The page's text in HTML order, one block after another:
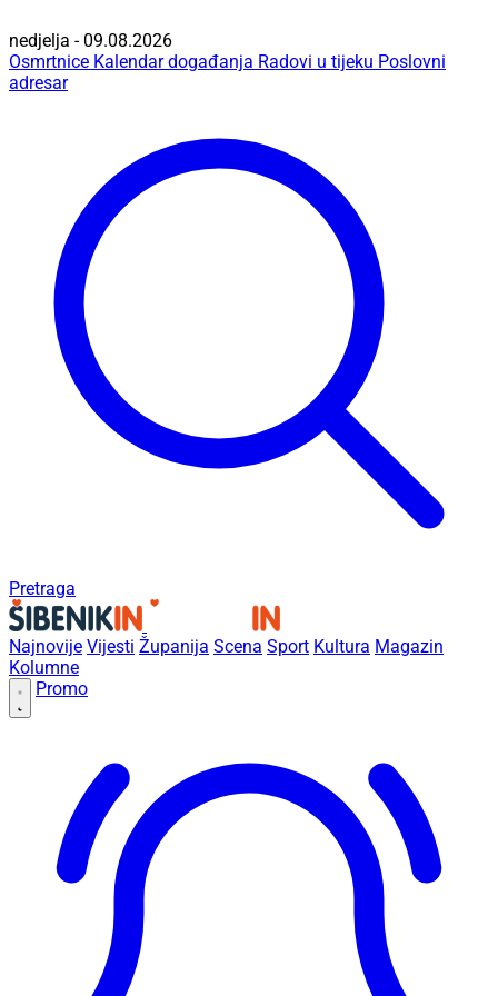
nedjelja - 09.08.2026
Osmrtnice Kalendar događanja Radovi u tijeku Poslovni
adresar
Pretraga
Najnovije Vijesti Županija Scena Sport Kultura Magazin
Kolumne
Promo